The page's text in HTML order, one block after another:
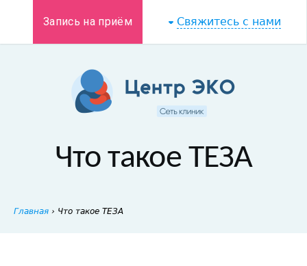
Свяжитесь с нами
Запись на приём
Что такое ТЕЗА
Главная › Что такое ТЕЗА